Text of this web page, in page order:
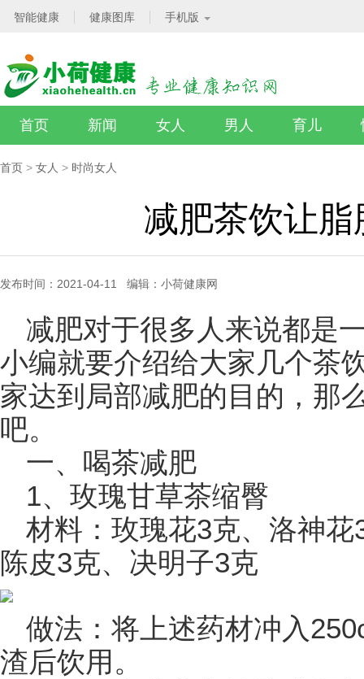
智能健康 健康图库 手机版
首页 新闻 女人 男人 育儿
首页 > 女人 > 时尚女人
减肥茶饮让
发布时间：2021-04-11 编辑：小荷健康网
减肥对于很多人来说都是
小编就要介绍给大家几个茶
家达到局部减肥的目的，那
吧。
一、喝茶减肥
1、玫瑰甘草茶缩臀
材料：玫瑰花3克、洛神
陈皮3克、决明子3克
做法：将上述药材冲入
渣后饮用。